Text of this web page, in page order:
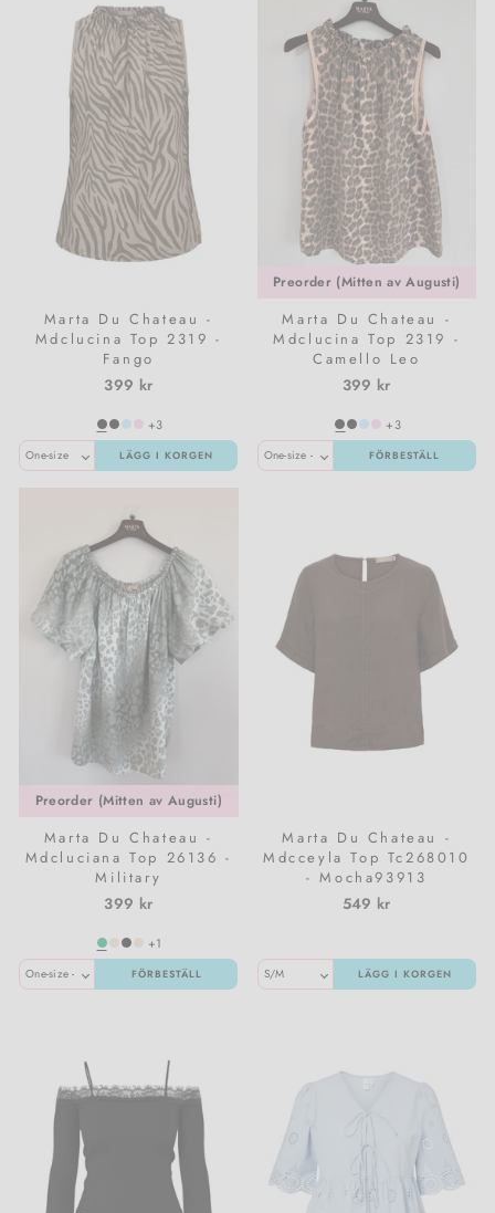
Marta Du Chateau -
Mdclucina Top 2319 -
Fango
399 kr
+3
LÄGG I KORGEN
Preorder (Mitten av Augusti)
Marta Du Chateau -
Mdclucina Top 2319 -
Camello Leo
399 kr
+3
FÖRBESTÄLL
Preorder (Mitten av Augusti)
Marta Du Chateau -
Mdcluciana Top 26136 -
Military
399 kr
+1
FÖRBESTÄLL
Marta Du Chateau -
Mdcceyla Top Tc268010
- Mocha93913
549 kr
LÄGG I KORGEN